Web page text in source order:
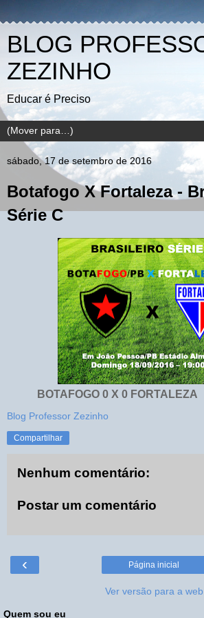
BLOG
ZEZINHO
Educar é Preciso
sábado, 17 de setembro de 2016
Botafogo X Fortaleza -
Série C
BOTAFOGO 0 X 0 FORTALEZA
Blog Professor Zezinho
Compartilhar
Nenhum comentário:
Postar um comentário
‹ Página inicial
Ver versão para a web
Quem sou eu